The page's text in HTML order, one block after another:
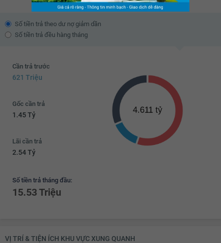
Số tiền trả theo dư nợ giảm dần
Số tiền trả đều hàng tháng
Cần trả trước
621 Triệu
Gốc cần trả
1.45 Tỷ
Lãi cần trả
2.54 Tỷ
Số tiền trả tháng đầu:
15.53 Triệu
VỊ TRÍ & TIỆN ÍCH KHU VỰC XUNG QUANH